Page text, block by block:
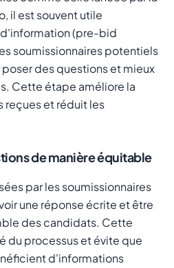
il est souvent utile
(pre-bid
soumissionnaires potentiels
des questions et mieux
Cette étape améliore la
reçues et réduit les
de manière équitable
par les soumissionnaires
une réponse écrite et être
des candidats. Cette
du processus et évite que
d'informations